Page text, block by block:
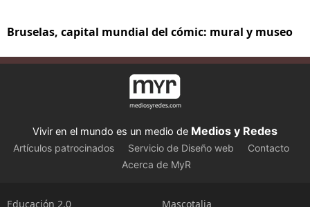
Bruselas, capital mundial del cómic: mural y museo
Vivir en el mundo es un medio de Medios y Redes
Artículos patrocinados Servicio de Diseño web
Contacto
Acerca de MyR
Educación 2.0
Mascotalia